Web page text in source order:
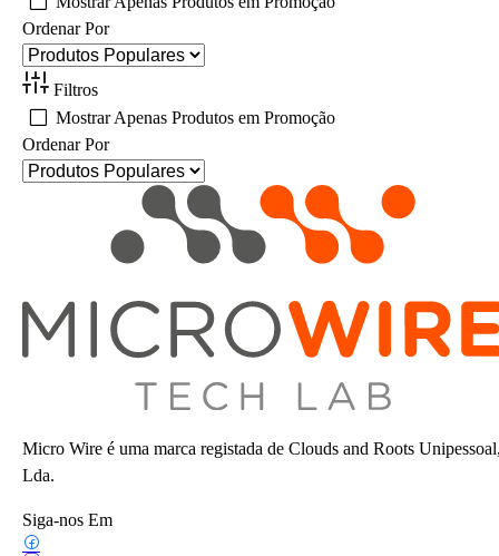
Ordenar Por
Filtros
Mostrar Apenas Produtos em Promoção
Ordenar Por
Micro Wire é uma marca registada de Clouds and Roots
Lda.
Siga-nos Em